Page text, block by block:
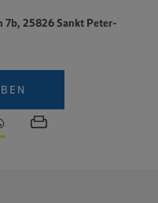
7b, 25826 Sankt Peter-